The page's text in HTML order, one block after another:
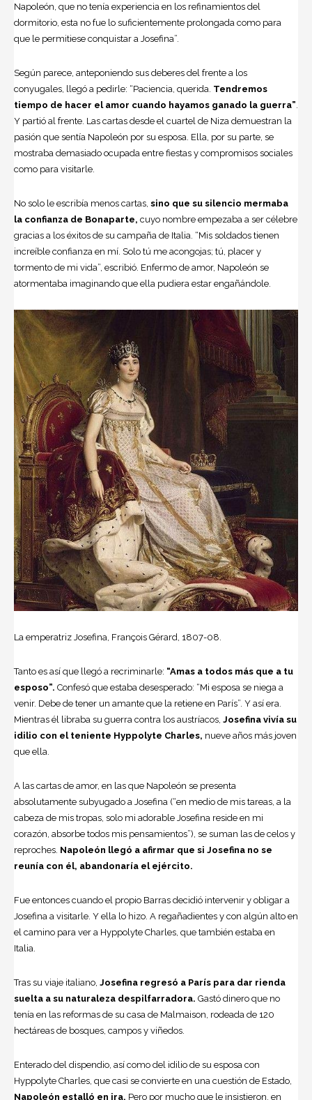
Napoleón, que no tenía experiencia en los refinamientos del
dormitorio, esta no fue lo suficientemente prolongada como para
que le permitiese conquistar a Josefina”.
Según parece, anteponiendo sus deberes del frente a los
conyugales, llegó a pedirle: “Paciencia, querida. Tendremos
tiempo de hacer el amor cuando hayamos ganado la guerra”.
Y partió al frente. Las cartas desde el cuartel de Niza demuestran la
pasión que sentía Napoleón por su esposa. Ella, por su parte, se
mostraba demasiado ocupada entre fiestas y compromisos sociales
como para visitarle.
No solo le escribía menos cartas, sino que su silencio mermaba
la confianza de Bonaparte, cuyo nombre empezaba a ser célebre
gracias a los éxitos de su campaña de Italia. “Mis soldados tienen
increíble confianza en mí. Solo tú me acongojas; tú, placer y
tormento de mi vida”, escribió. Enfermo de amor, Napoleón se
atormentaba imaginando que ella pudiera estar engañándole.
La emperatriz Josefina, François Gérard, 1807-08.
Tanto es así que llegó a recriminarle: “Amas a todos más que a tu
esposo”. Confesó que estaba desesperado: “Mi esposa se niega a
venir. Debe de tener un amante que la retiene en París”. Y así era.
Mientras él libraba su guerra contra los austríacos, Josefina vivía su
idilio con el teniente Hyppolyte Charles, nueve años más joven
que ella.
A las cartas de amor, en las que Napoleón se presenta
absolutamente subyugado a Josefina (“en medio de mis tareas, a la
cabeza de mis tropas, solo mi adorable Josefina reside en mi
corazón, absorbe todos mis pensamientos”), se suman las de celos y
reproches. Napoleón llegó a afirmar que si Josefina no se
reunía con él, abandonaría el ejército.
Fue entonces cuando el propio Barras decidió intervenir y obligar a
Josefina a visitarle. Y ella lo hizo. A regañadientes y con algún alto en
el camino para ver a Hyppolyte Charles, que también estaba en
Italia.
Tras su viaje italiano, Josefina regresó a París para dar rienda
suelta a su naturaleza despilfarradora. Gastó dinero que no
tenía en las reformas de su casa de Malmaison, rodeada de 120
hectáreas de bosques, campos y viñedos.
Enterado del dispendio, así como del idilio de su esposa con
Hyppolyte Charles, que casi se convierte en una cuestión de Estado,
Napoleón estalló en ira. Pero por mucho que le insistieron, en